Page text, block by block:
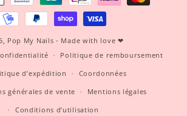
Pop My Nails - Made with love ❤
Politique de remboursement
d’expédition
Coordonnées
générales de vente
Mentions légales
Conditions d’utilisation